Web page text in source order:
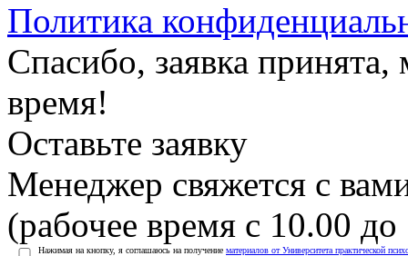
Политика
Спасибо, заявка
время!
Оставьте заявку
Менеджер свяжется с
(рабочее время с 10.00
Нажимая на кнопку, я соглашаюсь на получение материалов от Университета практической